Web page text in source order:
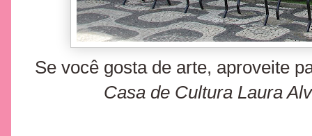
Se você gosta de arte, aproveite
Casa de Cultura Laura